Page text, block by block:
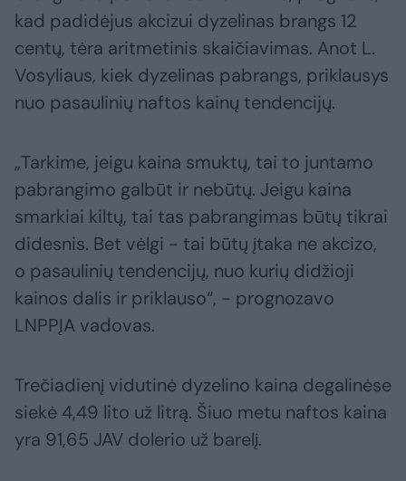
kad padidėjus akcizui dyzelinas brangs 12
centų, tėra aritmetinis skaičiavimas. Anot L.
Vosyliaus, kiek dyzelinas pabrangs, priklausys
nuo pasaulinių naftos kainų tendencijų.
„Tarkime, jeigu kaina smuktų, tai to juntamo
pabrangimo galbūt ir nebūtų. Jeigu kaina
smarkiai kiltų, tai tas pabrangimas būtų tikrai
didesnis. Bet vėlgi - tai būtų įtaka ne akcizo,
o pasaulinių tendencijų, nuo kurių didžioji
kainos dalis ir priklauso“, - prognozavo
LNPPĮA vadovas.
Trečiadienį vidutinė dyzelino kaina degalinėse
siekė 4,49 lito už litrą. Šiuo metu naftos kaina
yra 91,65 JAV dolerio už barelį.